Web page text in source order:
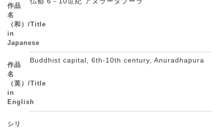
作品
名
（和）/Title
in
Japanese
作品
名
（英）/Title
in
English
Buddhist capital, 6th-10th century, Anuradhapura
シリ